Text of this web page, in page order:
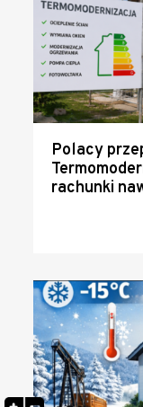
Polacy
rachunki